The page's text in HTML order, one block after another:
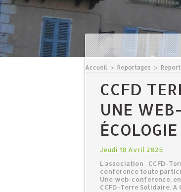
Accueil > Reportages >
CCFD
UNE
Jeudi 10 Avril 2025
L'association CCFD-
conférence toute
Une web-conférence,
CCFD-Terre Solidaire.